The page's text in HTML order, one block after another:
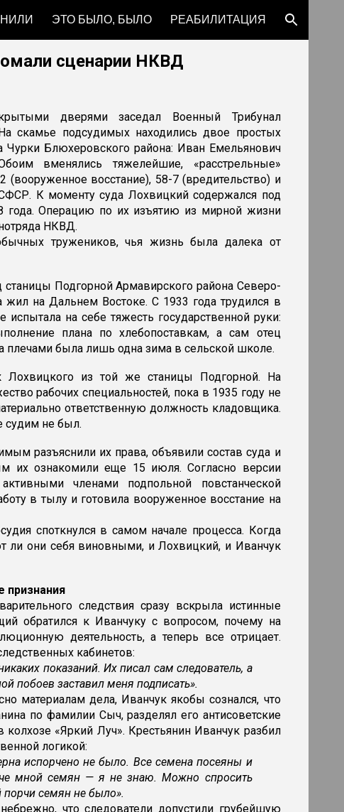
ЭТО БЫЛО, БЫЛО РЕАБИЛИТАЦИЯ
сценарии НКВД
дверями заседал Военный Трибунал
скамье подсудимых находились двое простых
Чурки Блюхеровского района: Иван Емельянович
вменялись тяжелейшие, «расстрельные»
(вооруженное восстание), 58-7 (вредительство) и
К моменту суда Лохвицкий содержался под
Операцию по их изъятию из мирной жизни
НКВД.
тружеников, чья жизнь была далека от
Подгорной Армавирского района Северо-
жил на Дальнем Востоке. С 1933 года трудился в
на себе тяжесть государственной руки:
плана по хлебопоставкам, а сам отец
плечами была лишь одна зима в сельской школе.
Лохвицкого из той же станицы Подгорной. На
рабочих специальностей, пока в 1935 году не
ответственную должность кладовщика.
судим не был.
разъяснили их права, объявили состав суда и
их ознакомили еще 15 июля. Согласно версии
членами подпольной повстанческой
в тылу и готовила вооруженное восстание на
споткнулся в самом начале процесса. Когда
ли они себя виновными, и Лохвицкий, и Иванчук
признания
следствия сразу вскрыла истинные
обратился к Иванчуку с вопросом, почему на
деятельность, а теперь все отрицает.
кабинетов:
показаний. Их писал сам следователь, а
побоев заставил меня подписать».
материалам дела, Иванчук якобы сознался, что
по фамилии Сыч, разделял его антисоветские
«Яркий Луч». Крестьянин Иванчук разбил
логикой:
испорчено не было. Все семена посеяны и
мной семян — я не знаю. Можно спросить
порчи семян не было».
что следователи допустили грубейшую